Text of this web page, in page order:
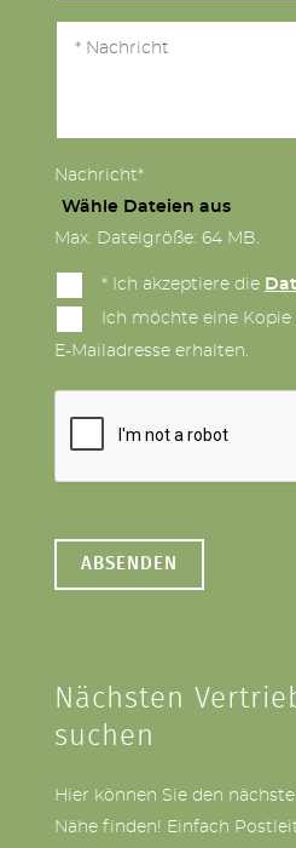
Nachricht*
Wähle Dateien aus
Max. Dateigröße: 64 MB.
* Ich akzeptiere die
Ich möchte eine
E-Mailadresse erhalten.
Nächsten
suchen
Hier können Sie den
Nähe finden! Einfach